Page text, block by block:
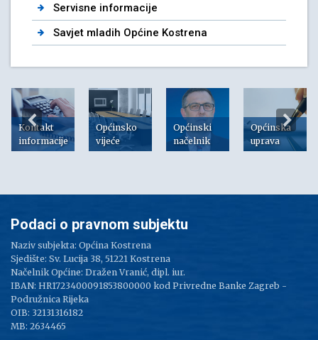
Servisne informacije
Savjet mladih Općine Kostrena
Kontakt
informacije
Općinsko
vijeće
Općinski
načelnik
Općinska
uprava
Podaci o pravnom subjektu
Naziv subjekta: Općina Kostrena
Sjedište: Sv. Lucija 38, 51221 Kostrena
Načelnik Općine: Dražen Vranić, dipl. iur.
IBAN: HR1723400091853800000 kod Privredne Banke Zagreb -
Podružnica Rijeka
OIB: 32131316182
MB: 2634465